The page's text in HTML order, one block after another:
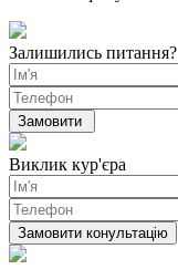
Залишились питання?
Виклик кур'єра